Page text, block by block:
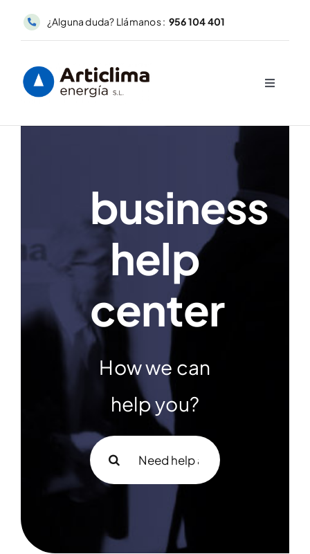
¿Alguna duda? Llámanos : 956 104 401
Toggle
Nuestra empresa
Contacto
business
help
center
How we can
help you?
Buscar: